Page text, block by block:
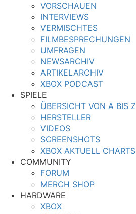
VORSCHAUEN
INTERVIEWS
VERMISCHTES
FILMBESPRECHUNGEN
UMFRAGEN
NEWSARCHIV
ARTIKELARCHIV
XBOX PODCAST
SPIELE
ÜBERSICHT VON A BIS Z
HERSTELLER
VIDEOS
SCREENSHOTS
XBOX AKTUELL CHARTS
COMMUNITY
FORUM
MERCH SHOP
HARDWARE
XBOX